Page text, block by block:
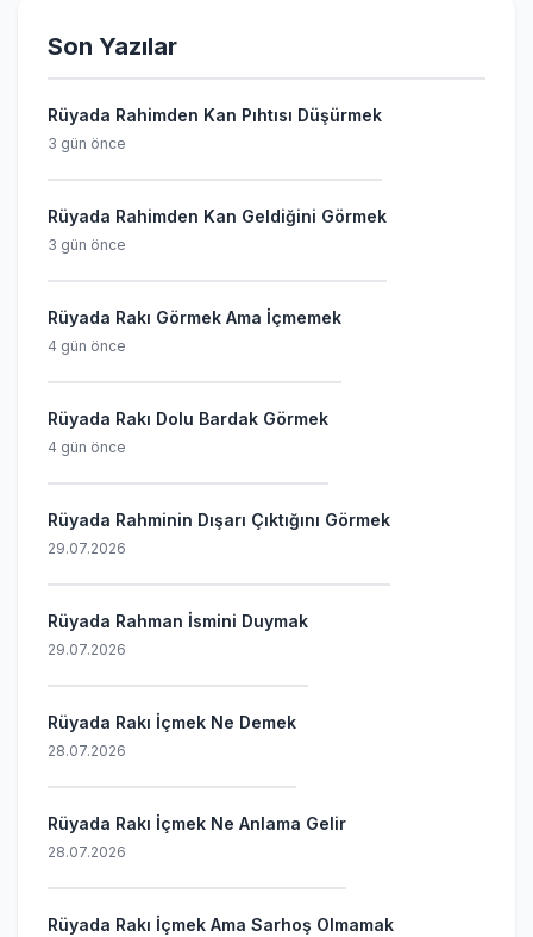
Son Yazılar
Rüyada Rahimden Kan Pıhtısı Düşürmek
3 gün önce
Rüyada Rahimden Kan Geldiğini Görmek
3 gün önce
Rüyada Rakı Görmek Ama İçmemek
4 gün önce
Rüyada Rakı Dolu Bardak Görmek
4 gün önce
Rüyada Rahminin Dışarı Çıktığını Görmek
29.07.2026
Rüyada Rahman İsmini Duymak
29.07.2026
Rüyada Rakı İçmek Ne Demek
28.07.2026
Rüyada Rakı İçmek Ne Anlama Gelir
28.07.2026
Rüyada Rakı İçmek Ama Sarhoş Olmamak